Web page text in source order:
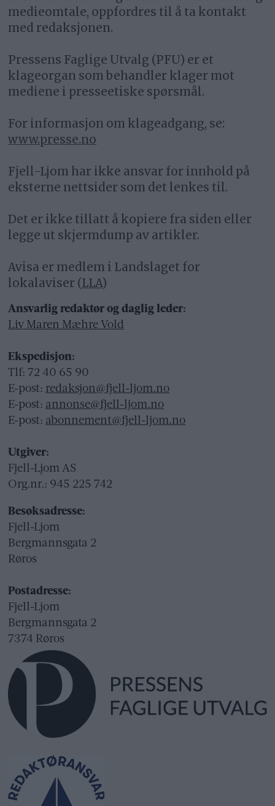
medieomtale, oppfordres til å ta kontakt
med redaksjonen.
Pressens Faglige Utvalg (PFU) er et
klageorgan som behandler klager mot
mediene i presseetiske spørsmål.
For informasjon om klageadgang, se:
www.presse.no
Fjell-Ljom har ikke ansvar for innhold på
eksterne nettsider som det lenkes til.
Det er ikke tillatt å kopiere fra siden eller
legge ut skjermdump av artikler.
Avisa er medlem i Landslaget for
lokalaviser (LLA)
Ansvarlig redaktør og daglig leder:
Liv Maren Mæhre Vold
Ekspedisjon:
Tlf: 72 40 65 90
E-post: redaksjon@fjell-ljom.no
E-post: annonse@fjell-ljom.no
E-post: abonnement@fjell-ljom.no
Utgiver:
Fjell-Ljom AS
Org.nr.: 945 225 742
Besøksadresse:
Fjell-Ljom
Bergmannsgata 2
Røros
Postadresse:
Fjell-Ljom
Bergmannsgata 2
7374 Røros